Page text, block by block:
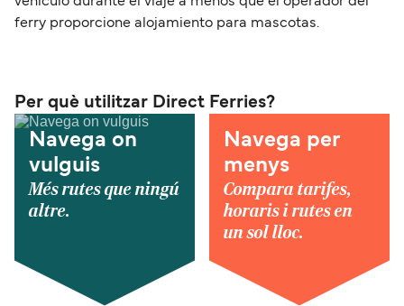
ferry proporcione alojamiento para mascotas.
Per què utilitzar Direct Ferries?
Navega on
vulguis
Més rutes que ningú
altre.
Navega per
menys
Compara tarifes,
horaris i rutes en
un sol lloc.